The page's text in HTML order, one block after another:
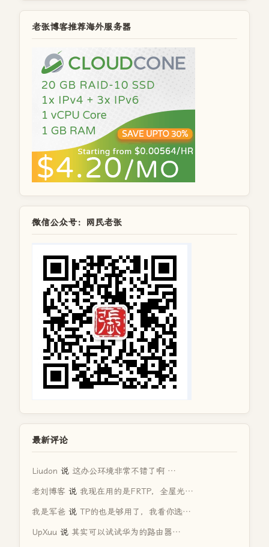
老张博客推荐海外服务器
微信公众号：网民老张
最新评论
Liudon 说 这办公环境非常不错了啊 …
老刘博客 说 我现在用的是FRTP，全屋光…
我是军爸 说 TP的也是够用了，我看你选…
UpXuu 说 其实可以试试华为的路由器…